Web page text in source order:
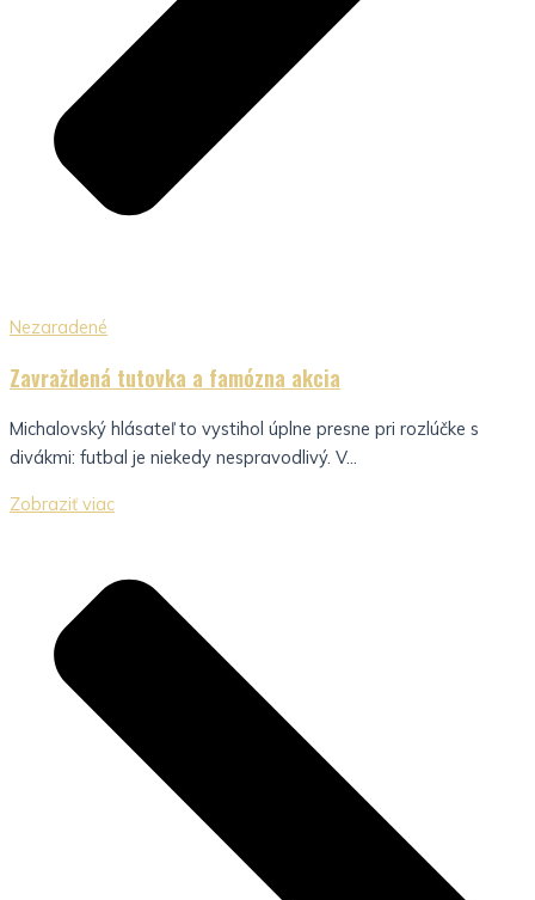
Nezaradené
Zavraždená tutovka a famózna akcia
Michalovský hlásateľ to vystihol úplne presne pri rozlúčke s
divákmi: futbal je niekedy nespravodlivý. V...
Zobraziť viac